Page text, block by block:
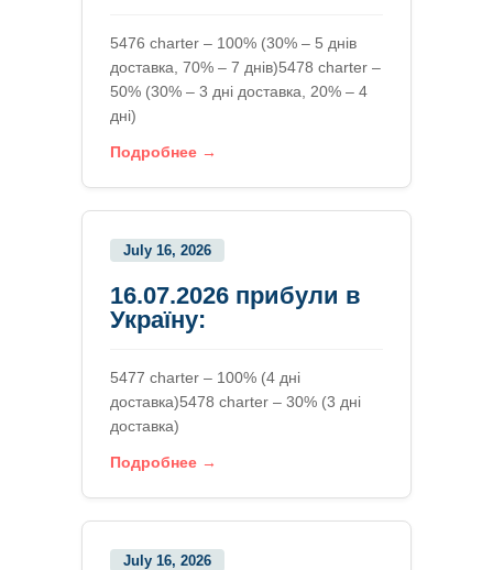
5476 charter – 100% (30% – 5 днів
доставка, 70% – 7 днів)5478 charter –
50% (30% – 3 дні доставка, 20% – 4
дні)
Подробнее →
July 16, 2026
16.07.2026 прибули в
Україну:
5477 charter – 100% (4 дні
доставка)5478 charter – 30% (3 дні
доставка)
Подробнее →
July 16, 2026